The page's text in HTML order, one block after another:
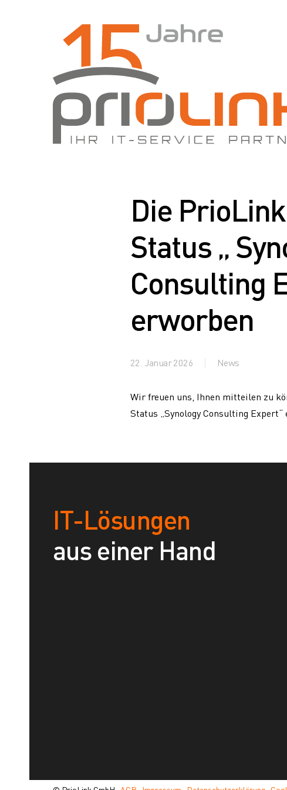
Zum Hauptinhalt springen
Die
Status „
Consulting
erworben
22. Januar 2026 News
Wir freuen uns, Ihnen mitteilen zu
Status „Synology Consulting
IT-Lösungen
aus einer Hand